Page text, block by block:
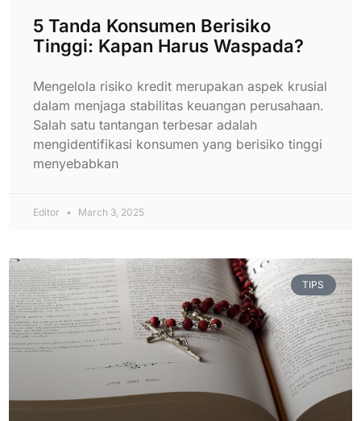
5 Tanda Konsumen Berisiko
Tinggi: Kapan Harus Waspada?
Mengelola risiko kredit merupakan aspek krusial
dalam menjaga stabilitas keuangan perusahaan.
Salah satu tantangan terbesar adalah
mengidentifikasi konsumen yang berisiko tinggi
menyebabkan
Editor March 3, 2025
TIPS